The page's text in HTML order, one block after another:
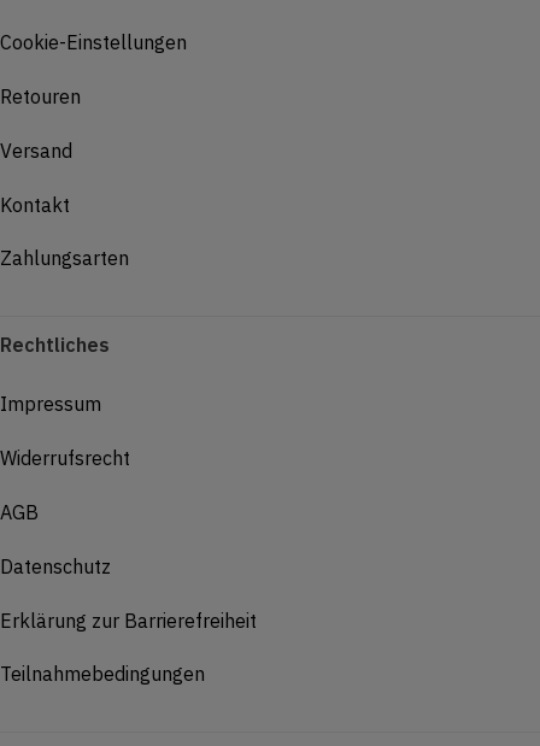
Cookie-Einstellungen
Retouren
Versand
Kontakt
Zahlungsarten
Rechtliches
Impressum
Widerrufsrecht
AGB
Datenschutz
Erklärung zur Barrierefreiheit
Teilnahmebedingungen